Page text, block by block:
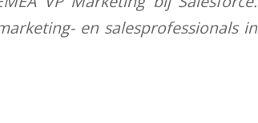
en salesprofessionals in